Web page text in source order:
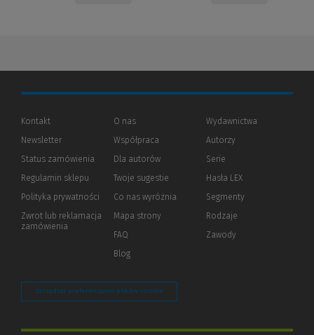
Kontakt
Newsletter
Status zamówienia
Regulamin sklepu
Polityka prywatności (Nowe
(Link
innej
Zwrot lub reklamacja
zamówienia
O nas
Współpraca
Dla autorów(Nowe
(Link
innej
Twoje sugestie
Co nas wyróżnia
Mapa strony
FAQ
Blog
Wydawnictwa
Autorzy
Serie
Hasła LEX
Segmenty
Rodzaje
Zawody
Zarządzaj preferencjami plików cookie